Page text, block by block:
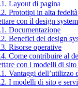
Layout di pagina
Prototipi in alta fedeltà
con il design
Documentazione
Benefici del design
Risorse operative
Come contribuire al
con i modelli di sito
Vantaggi dell’utilizzo
I modelli di sito e